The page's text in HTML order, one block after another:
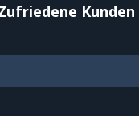
Kunden